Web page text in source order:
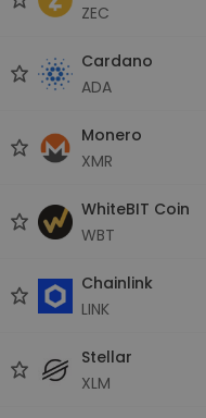
ZEC
Cardano
ADA
Monero
XMR
WhiteBIT Coin
WBT
Chainlink
LINK
Stellar
XLM